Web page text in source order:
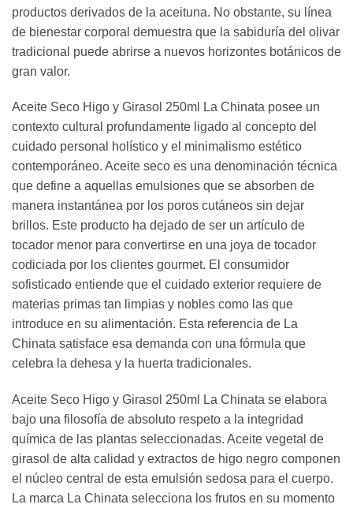
productos derivados de la aceituna. No obstante, su línea
de bienestar corporal demuestra que la sabiduría del olivar
tradicional puede abrirse a nuevos horizontes botánicos de
gran valor.
Aceite Seco Higo y Girasol 250ml La Chinata posee un
contexto cultural profundamente ligado al concepto del
cuidado personal holístico y el minimalismo estético
contemporáneo. Aceite seco es una denominación técnica
que define a aquellas emulsiones que se absorben de
manera instantánea por los poros cutáneos sin dejar
brillos. Este producto ha dejado de ser un artículo de
tocador menor para convertirse en una joya de tocador
codiciada por los clientes gourmet. El consumidor
sofisticado entiende que el cuidado exterior requiere de
materias primas tan limpias y nobles como las que
introduce en su alimentación. Esta referencia de La
Chinata satisface esa demanda con una fórmula que
celebra la dehesa y la huerta tradicionales.
Aceite Seco Higo y Girasol 250ml La Chinata se elabora
bajo una filosofía de absoluto respeto a la integridad
química de las plantas seleccionadas. Aceite vegetal de
girasol de alta calidad y extractos de higo negro componen
el núcleo central de esta emulsión sedosa para el cuerpo.
La marca La Chinata selecciona los frutos en su momento